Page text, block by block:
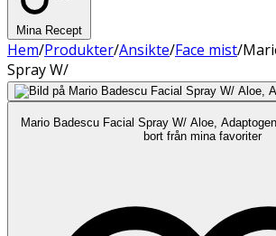
Mina Recept
Hem/Produkter/Ansikte/Face mist/
Spray W/
Mario Badescu Facial Spray W/ Aloe,
bort från mina favoriter